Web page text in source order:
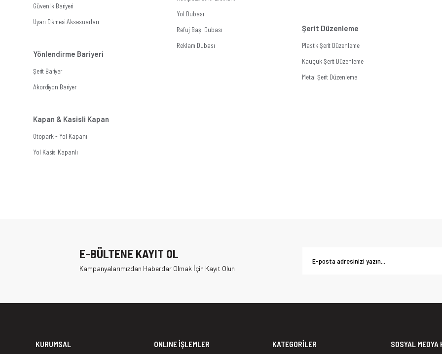
Güvenlik Bariyeri
Uyarı Dikmesi Aksesuarları
Yönlendirme Bariyeri
Şerit Bariyer
Akordiyon Bariyer
Kapan & Kasisli Kapan
Otopark - Yol Kapanı
Yol Kasisi Kapanlı
Yol Dubası
Refuj Başı Dubası
Reklam Dubası
Şerit Düzenleme
Plastik Şerit Düzenleme
Kauçuk Şerit Düzenleme
Metal Şerit Düzenleme
E-BÜLTENE KAYIT OL
Kampanyalarımızdan Haberdar Olmak İçin Kayıt Olun
KURUMSAL ONLINE İŞLEMLER KATEGORİLER SOSYAL